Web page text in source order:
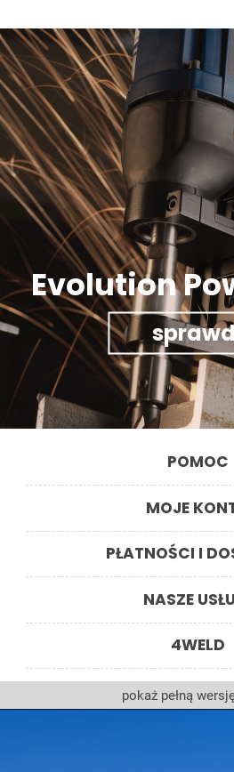
Evolution
POMOC
MOJE
PŁATNOŚCI I
NASZE
4WELD
pokaż pełną